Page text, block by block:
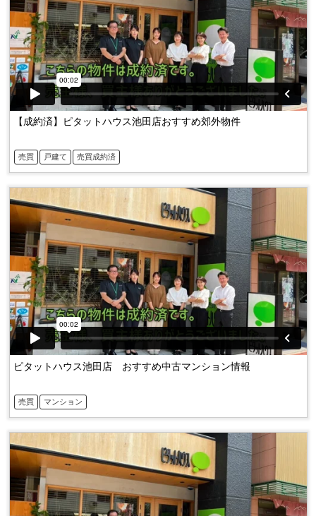
売買 戸建て 売買成約済
【成約済】ピタットハウス池田店おすすめ郊外物件
売買 マンション
ピタットハウス池田店 おすすめ中古マンション情報